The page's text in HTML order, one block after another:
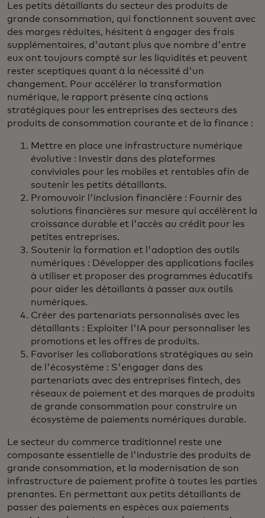
Les petits détaillants du secteur des produits de
grande consommation, qui fonctionnent souvent avec
des marges réduites, hésitent à engager des frais
supplémentaires, d'autant plus que nombre d'entre
eux ont toujours compté sur les liquidités et peuvent
rester sceptiques quant à la nécessité d'un
changement. Pour accélérer la transformation
numérique, le rapport présente cinq actions
stratégiques pour les entreprises des secteurs des
produits de consommation courante et de la finance :
Mettre en place une infrastructure numérique
évolutive : Investir dans des plateformes
conviviales pour les mobiles et rentables afin de
soutenir les petits détaillants.
Promouvoir l'inclusion financière : Fournir des
solutions financières sur mesure qui accélèrent la
croissance durable et l'accès au crédit pour les
petites entreprises.
Soutenir la formation et l'adoption des outils
numériques : Développer des applications faciles
à utiliser et proposer des programmes éducatifs
pour aider les détaillants à passer aux outils
numériques.
Créer des partenariats personnalisés avec les
détaillants : Exploiter l'IA pour personnaliser les
promotions et les offres de produits.
Favoriser les collaborations stratégiques au sein
de l'écosystème : S'engager dans des
partenariats avec des entreprises fintech, des
réseaux de paiement et des marques de produits
de grande consommation pour construire un
écosystème de paiements numériques durable.
Le secteur du commerce traditionnel reste une
composante essentielle de l'industrie des produits de
grande consommation, et la modernisation de son
infrastructure de paiement profite à toutes les parties
prenantes. En permettant aux petits détaillants de
passer des paiements en espèces aux paiements